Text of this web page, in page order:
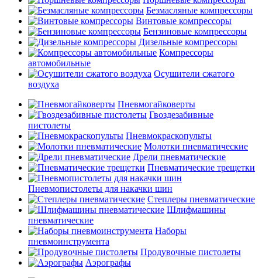
Безмасляные компрессоры
Винтовые компрессоры
Бензиновые компрессоры
Дизельные компрессоры
Компрессоры
автомобильные
Осушители сжатого
воздуха
Пневмогайковерты
Гвоздезабивные
пистолеты
Пневмокраскопульты
Молотки пневматические
Дрели пневматические
Пневматические трещетки
Пневмопистолеты для накачки шин
Степлеры пневматические
Шлифмашины
пневматические
Наборы
пневмоинструмента
Продувочные пистолеты
Аэрографы